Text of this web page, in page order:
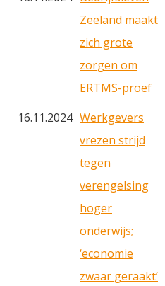
Zeeland maakt
zich grote
zorgen om
ERTMS-proef
16.11.2024 Werkgevers
vrezen strijd
tegen
verengelsing
hoger
onderwijs;
‘economie
zwaar geraakt’